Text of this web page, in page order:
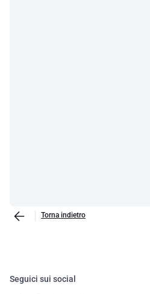
Torna indietro
Seguici sui social